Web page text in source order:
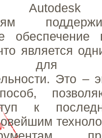
Autodesk
обеспечение
является
для
Это –
к